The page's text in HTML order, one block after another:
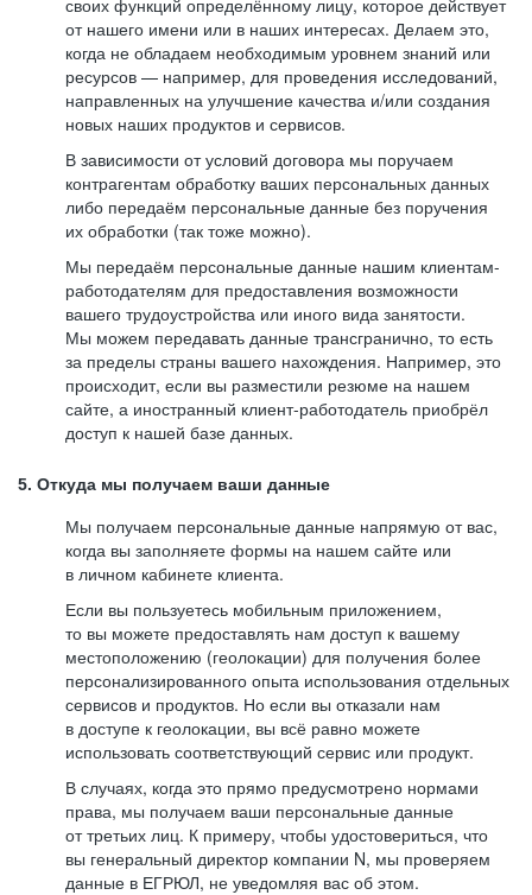
своих функций определённому лицу, которое действует
от нашего имени или в наших интересах. Делаем это,
когда не обладаем необходимым уровнем знаний или
ресурсов — например, для проведения исследований,
направленных на улучшение качества и/или создания
новых наших продуктов и сервисов.
В зависимости от условий договора мы поручаем
контрагентам обработку ваших персональных данных
либо передаём персональные данные без поручения
их обработки (так тоже можно).
Мы передаём персональные данные нашим клиентам-
работодателям для предоставления возможности
вашего трудоустройства или иного вида занятости.
Мы можем передавать данные трансгранично, то есть
за пределы страны вашего нахождения. Например, это
происходит, если вы разместили резюме на нашем
сайте, а иностранный клиент-работодатель приобрёл
доступ к нашей базе данных.
5. Откуда мы получаем ваши данные
Мы получаем персональные данные напрямую от вас,
когда вы заполняете формы на нашем сайте или
в личном кабинете клиента.
Если вы пользуетесь мобильным приложением,
то вы можете предоставлять нам доступ к вашему
местоположению (геолокации) для получения более
персонализированного опыта использования отдельных
сервисов и продуктов. Но если вы отказали нам
в доступе к геолокации, вы всё равно можете
использовать соответствующий сервис или продукт.
В случаях, когда это прямо предусмотрено нормами
права, мы получаем ваши персональные данные
от третьих лиц. К примеру, чтобы удостовериться, что
вы генеральный директор компании N, мы проверяем
данные в ЕГРЮЛ, не уведомляя вас об этом.